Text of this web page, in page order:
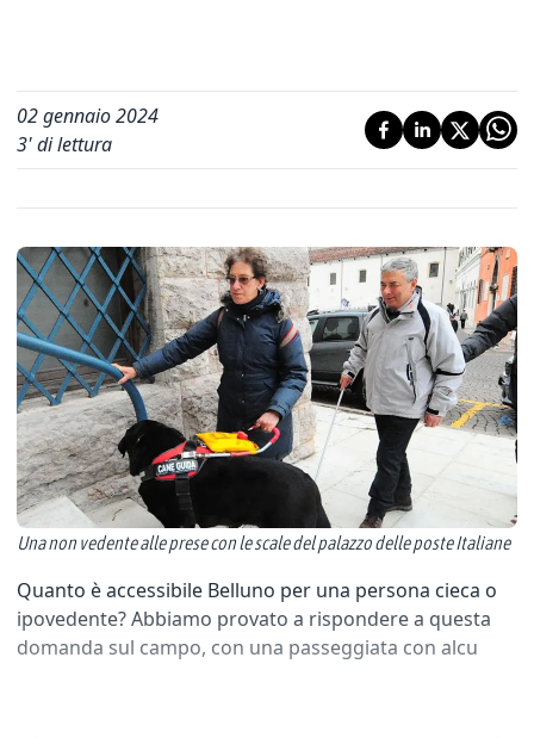
02 gennaio 2024
3' di lettura
Una non vedente alle prese con le scale del palazzo delle poste Italiane
Quanto è accessibile Belluno per una persona cieca o
ipovedente? Abbiamo provato a rispondere a questa
domanda sul campo, con una passeggiata con alcu